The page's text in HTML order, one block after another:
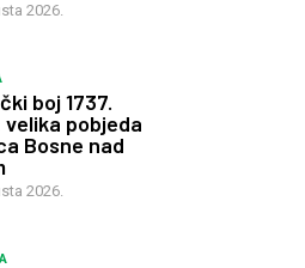
2026.
boj 1737.
pobjeda
Bosne nad
2026.